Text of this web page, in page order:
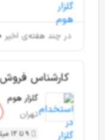
در چند هفته‌ی اخیر
کارشناس فروش
گلزار هوم
تهران
9 تا 12 میلیون تومان